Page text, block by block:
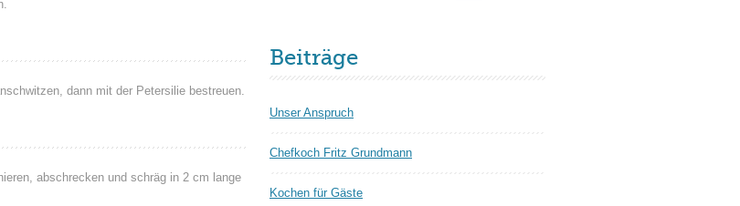
dann mit der Petersilie bestreuen.
abschrecken und schräg in 2 cm lange
Beiträge
Unser Anspruch
Chefkoch Fritz Grundmann
Kochen für Gäste